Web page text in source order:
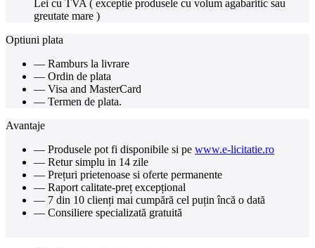
Lei cu TVA ( exceptie produsele cu volum agabaritic sau
greutate mare )
Optiuni plata
— Ramburs la livrare
— Ordin de plata
— Visa and MasterCard
— Termen de plata.
Avantaje
— Produsele pot fi disponibile si pe www.e-licitatie.ro
— Retur simplu in 14 zile
— Prețuri prietenoase si oferte permanente
— Raport calitate-preț excepțional
— 7 din 10 clienți mai cumpără cel puțin încă o dată
— Consiliere specializată gratuită